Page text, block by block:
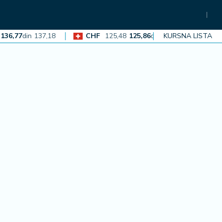
din 137,18 CHF 125,48 125,86din 126,23 EUR
KURSNA LISTA